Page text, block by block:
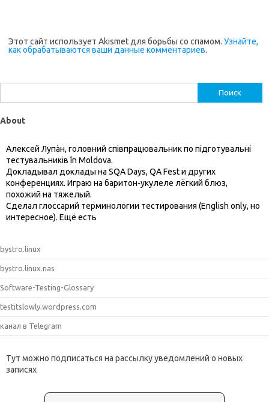
Этот сайт использует Akismet для борьбы со спамом. Узнайте,
как обрабатываются ваши данные комментариев.
About
Алексей Лупàн, головний спiвпрацювальник по підготувальні
тестувальників în Moldova.
Докладывал доклады на SQA Days, QA Fest и других
конференциях. Играю на баритон-укулеле лёгкий блюз,
похожий на тяжелый.
Сделал глоссарий терминологии тестирования (English only, но
интересное). Ещё есть
bystro.linux
bystro.linux.nas
Software-Testing-Glossary
testitslowly.wordpress.com
канал в Telegram
Тут можно подписаться на рассылку уведомлений о новых
записях